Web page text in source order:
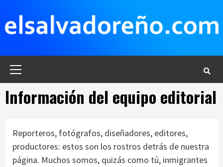
contenido
Información del equipo editorial
Reporteros, fotógrafos, diseñadores, editores,
productores: estos son los rostros detrás de nuestra
página. Muchos somos, quizás como tú, inmigrantes